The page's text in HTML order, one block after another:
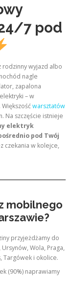
7 pod
rodzinny wyjazd albo
nagle
zapalona
– w
warsztatów
Na szczęście istnieje
elektryk
pod Twój
czekania w kolejce,
mobilnego
przyjeżdżamy do
Wola, Praga,
Targówek i okolice.
(90%) naprawiamy